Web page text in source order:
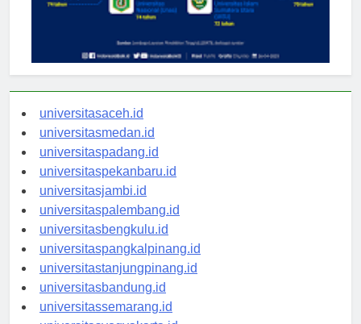
universitasaceh.id
universitasmedan.id
universitaspadang.id
universitaspekanbaru.id
universitasjambi.id
universitaspalembang.id
universitasbengkulu.id
universitaspangkalpinang.id
universitastanjungpinang.id
universitasbandung.id
universitassemarang.id